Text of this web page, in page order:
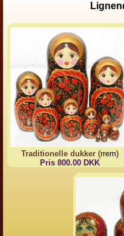
Traditionelle dukker(rrem)
Pris 800.00 DKK